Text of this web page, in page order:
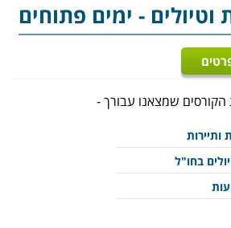
וטיולים - ימים פתוחים
שמצאנו עבורך -
ותיירות
בחו"ל